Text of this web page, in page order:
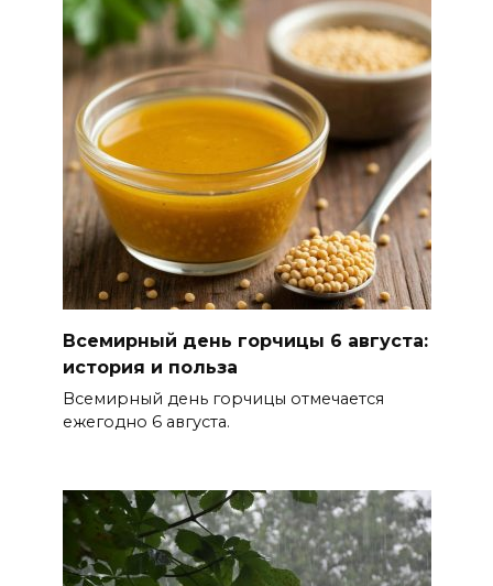
В Ростовской области до
конца года откроют 49
спортивных объектов
06 августа 2026 15:01
Россияне сообщают о
массовом сбое в работе
нескольких приложений
06 августа 2026 14:35
В Советском районе Ростова
из-за порыва на водоводе
ограничили подачу воды
06 августа 2026 14:33
старше 65 лет
06 августа 2026 14:30
Всемирный день горчицы 6 августа:
история и польза
Всемирный день горчицы отмечается
ежегодно 6 августа.